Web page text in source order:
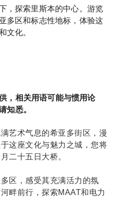
，探索里斯本的中心。游览
多区和标志性地标，体验这
文化。
，相关用语可能与惯用论
知悉。
艺术气息的希亚多街区，漫
这座文化与魅力之城，您将
二十五日大桥。
区，感受其充满活力的氛
畔前行，探索MAAT和电力